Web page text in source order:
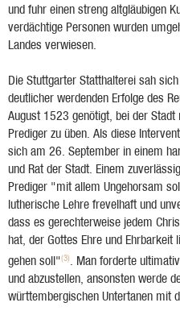
und fuhr einen streng altgläubigen
verdächtige Personen wurden
Landes verwiesen.
Die Stuttgarter Statthalterei sah
deutlicher werdenden Erfolge des
August 1523 genötigt, bei der
Prediger zu üben. Als diese
sich am 26. September in einem
und Rat der Stadt. Einem
Prediger "mit allem Ungehorsam
lutherische Lehre frevelhaft und
dass es gerechterweise jedem
hat, der Gottes Ehre und Ehrbarkeit
gehen soll"(3). Man forderte
und abzustellen, ansonsten werde
württembergischen Untertanen mit